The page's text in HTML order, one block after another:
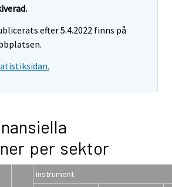
efter 5.4.2022 finns på
per sektor
Instrument